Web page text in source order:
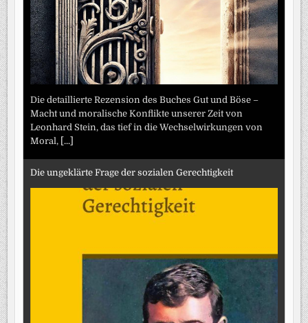
Die detaillierte Rezension des Buches Gut und Böse –
Macht und moralische Konflikte unserer Zeit von
Leonhard Stein, das tief in die Wechselwirkungen von
Moral,
[...]
Die ungeklärte Frage der sozialen Gerechtigkeit